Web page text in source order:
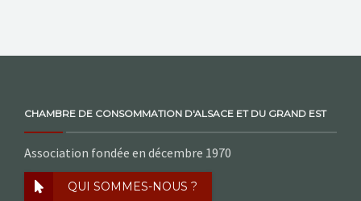
CHAMBRE DE CONSOMMATION D'ALSACE ET DU GRAND EST
Association fondée en décembre 1970
QUI SOMMES-NOUS ?